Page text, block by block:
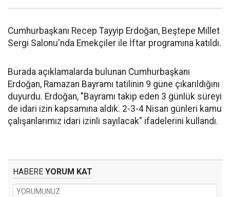
Cumhurbaşkanı Recep Tayyip Erdoğan, Beştepe Millet
Sergi Salonu'nda Emekçiler ile İftar programına katıldı.
Burada açıklamalarda bulunan Cumhurbaşkanı
Erdoğan, Ramazan Bayramı tatilinin 9 güne çıkarıldığını
duyurdu. Erdoğan, "Bayramı takip eden 3 günlük süreyi
de idari izin kapsamına aldık. 2-3-4 Nisan günleri kamu
çalışanlarımız idari izinli sayılacak" ifadelerini kullandı.
HABERE YORUM KAT